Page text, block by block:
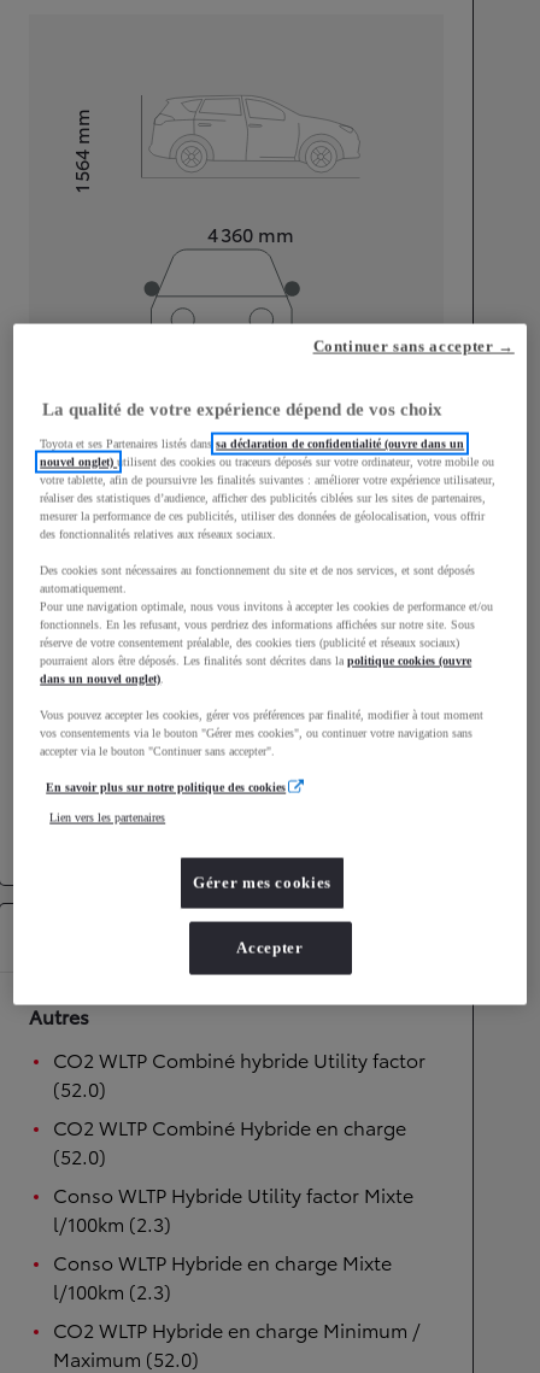
4 360 mm
Hauteur1 564
mm
1 830mm
Consommation mixte
Consommation mixte 2,3L/100 km
Émissions CO2
Performances
km/h
Accélération 0-100km/h
7,3secondes
Transmission
Autres
CO2 WLTP Combiné hybride Utility factor
(52.0)
CO2 WLTP Combiné Hybride en charge
(52.0)
Conso WLTP Hybride Utility factor Mixte
l/100km (2.3)
Conso WLTP Hybride en charge Mixte
l/100km (2.3)
CO2 WLTP Hybride en charge Minimum /
Maximum (52.0)
La qualité de votre expérience dépend de vos choix
Toyota et ses Partenaires listés danssa déclaration de confidentialité (ouvre dans un
nouvel onglet)utilisent des cookies ou traceurs déposés sur votre ordinateur, votre mobile ou
votre tablette, afin de poursuivre les finalités suivantes : améliorer votre expérience utilisateur,
réaliser des statistiques d’audience, afficher des publicités ciblées sur les sites de partenaires,
mesurer la performance de ces publicités, utiliser des données de géolocalisation, vous offrir
des fonctionnalités relatives aux réseaux sociaux.
Des cookies sont nécessaires au fonctionnement du site et de nos services, et sont déposés
automatiquement.
Pour une navigation optimale, nous vous invitons à accepter les cookies de performance et/ou
fonctionnels. En les refusant, vous perdriez des informations affichées sur notre site. Sous
réserve de votre consentement préalable, des cookies tiers (publicité et réseaux sociaux)
pourraient alors être déposés. Les finalités sont décrites dans lapolitique cookies (ouvre
dans un nouvel onglet).
Vous pouvez accepter les cookies, gérer vos préférences par finalité, modifier à tout moment
vos consentements via le bouton "Gérer mes cookies", ou continuer votre navigation sans
accepter via le bouton "Continuer sans accepter".
En savoir plus sur notre politique des cookies
Lien vers les partenaires
Gérer mes cookies
Continuer sans accepter →
Accepter